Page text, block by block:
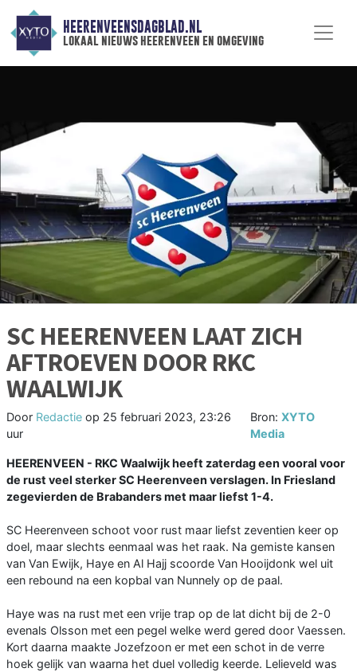
HEERENVEENSDAGBLAD.NL
lokaal nieuws heerenveen en omgeving
SC HEERENVEEN LAAT ZICH
AFTROEVEN DOOR RKC
WAALWIJK
Door Redactie op 25 februari 2023, 23:26
uur
Bron: XYTO
Media
HEERENVEEN - RKC Waalwijk heeft zaterdag een vooral voor
de rust veel sterker SC Heerenveen verslagen. In Friesland
zegevierden de Brabanders met maar liefst 1-4.
SC Heerenveen schoot voor rust maar liefst zeventien keer op
doel, maar slechts eenmaal was het raak. Na gemiste kansen
van Van Ewijk, Haye en Al Hajj scoorde Van Hooijdonk wel uit
een rebound na een kopbal van Nunnely op de paal.
Haye was na rust met een vrije trap op de lat dicht bij de 2-0
evenals Olsson met een pegel welke werd gered door Vaessen.
Kort daarna maakte Jozefzoon er met een schot in de verre
hoek gelijk van waarna het duel volledig keerde. Lelieveld was